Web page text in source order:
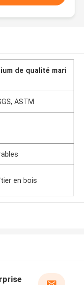
de qualité mari
ASTM
en bois